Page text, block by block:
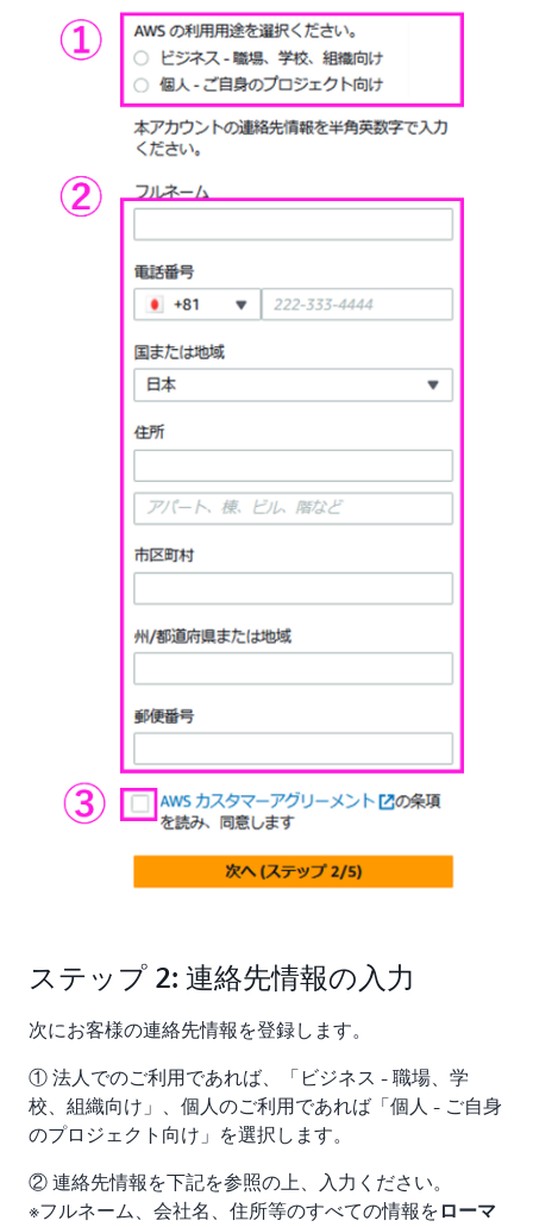
ステップ 2: 連絡先情報の入力
次にお客様の連絡先情報を登録します。
① 法人でのご利用であれば、「ビジネス - 職場、学
校、組織向け」、個人のご利用であれば「個人 - ご自身
のプロジェクト向け」を選択します。
② 連絡先情報を下記を参照の上、入力ください。
※フルネーム、会社名、住所等のすべての情報を ローマ